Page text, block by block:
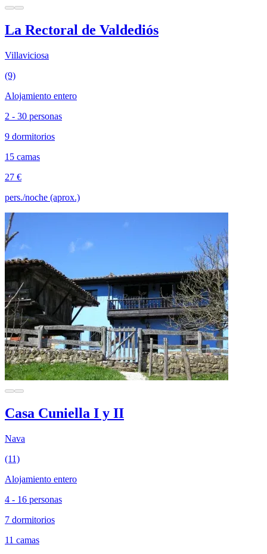
La Rectoral de Valdediós
Villaviciosa
(9)
Alojamiento entero
2 - 30 personas
9 dormitorios
15 camas
27 €
pers./noche (aprox.)
Casa Cuniella I y II
Nava
(11)
Alojamiento entero
4 - 16 personas
7 dormitorios
11 camas